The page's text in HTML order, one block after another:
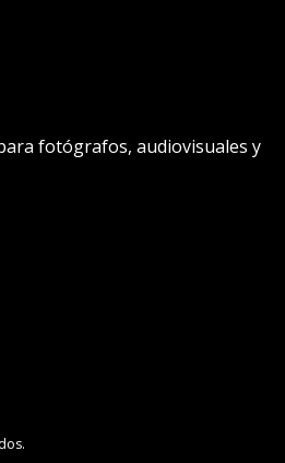
fotógrafos, audiovisuales y